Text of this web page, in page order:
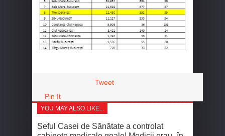
Tweet
Pin It
YOU MAY ALSO LIKE...
Șeful Casei de Sănătate a controlat